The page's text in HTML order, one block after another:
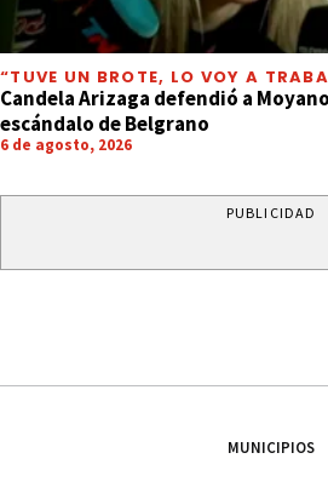
“TUVE UN BROTE, LO VOY A
Candela Arizaga defendió a
escándalo de Belgrano
6 de agosto, 2026
PUBLICIDAD
MUNICIPIOS